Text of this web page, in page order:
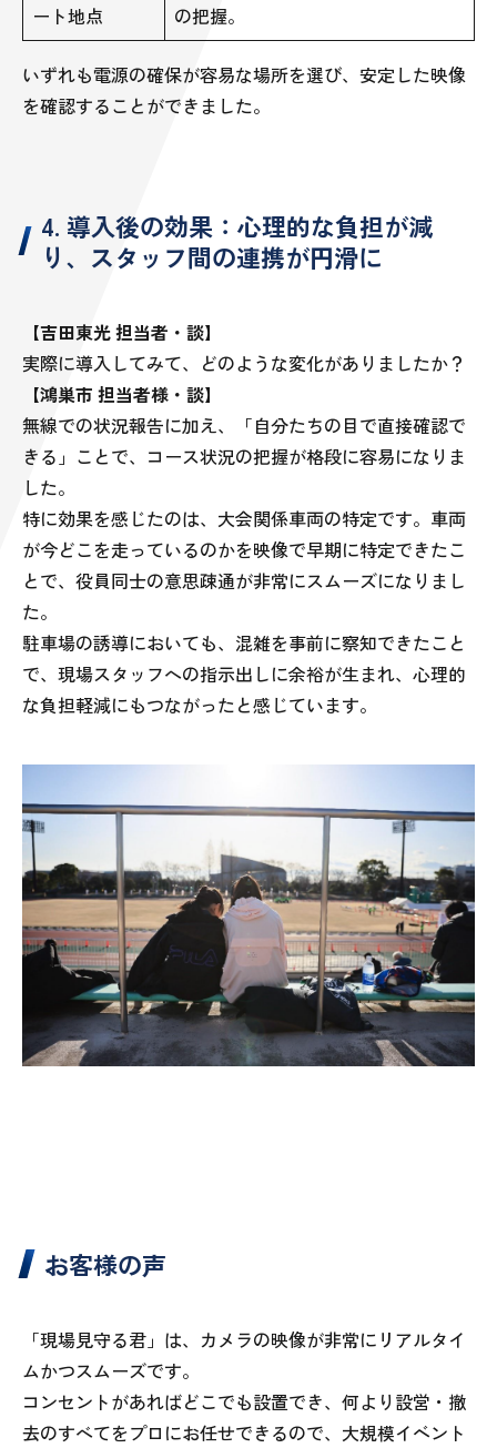
ート地点
の把握。
いずれも電源の確保が容易な場所を選び、安定した映像
を確認することができました。
4. 導入後の効果：心理的な負担が減
り、スタッフ間の連携が円滑に
【吉田東光 担当者・談】
実際に導入してみて、どのような変化がありましたか？
【鴻巣市 担当者様・談】
無線での状況報告に加え、「自分たちの目で直接確認で
きる」ことで、コース状況の把握が格段に容易になりま
した。
特に効果を感じたのは、大会関係車両の特定です。車両
が今どこを走っているのかを映像で早期に特定できたこ
とで、役員同士の意思疎通が非常にスムーズになりまし
た。
駐車場の誘導においても、混雑を事前に察知できたこと
で、現場スタッフへの指示出しに余裕が生まれ、心理的
な負担軽減にもつながったと感じています。
お客様の声
「現場見守る君」は、カメラの映像が非常にリアルタイ
ムかつスムーズです。
コンセントがあればどこでも設置でき、何より設営・撤
去のすべてをプロにお任せできるので、大規模イベント